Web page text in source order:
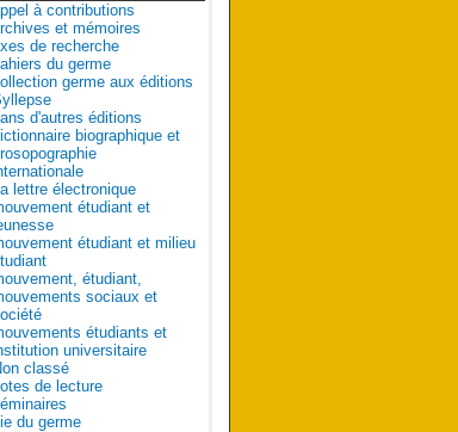
à contributions
et mémoires
de recherche
du germe
germe aux éditions
d'autres éditions
biographique et
lettre électronique
étudiant et
étudiant et milieu
étudiant,
sociaux et
étudiants et
universitaire
classé
de lecture
du germe